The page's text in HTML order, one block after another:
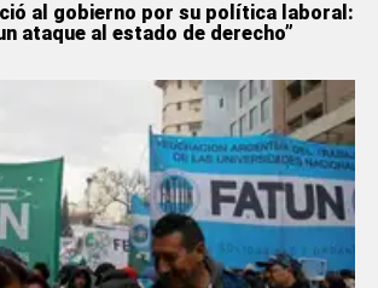
al gobierno por su política laboral:
ataque al estado de derecho”